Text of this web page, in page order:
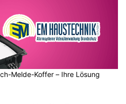
Melde-Koffer – Ihre Lösung